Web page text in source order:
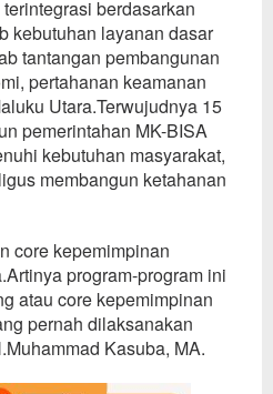
berdasarkan
kebutuhan layanan dasar
tantangan pembangunan
pertahanan keamanan
Utara.Terwujudnya 15
pemerintahan MK-BISA
kebutuhan masyarakat,
membangun ketahanan
core kepemimpinan
program-program ini
atau core kepemimpinan
pernah dilaksanakan
Kasuba, MA.